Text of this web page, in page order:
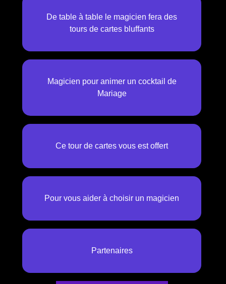
De table à table le magicien fera des
tours de cartes bluffants
Magicien pour animer un cocktail de
Mariage
Ce tour de cartes vous est offert
Pour vous aider à choisir un magicien
Partenaires